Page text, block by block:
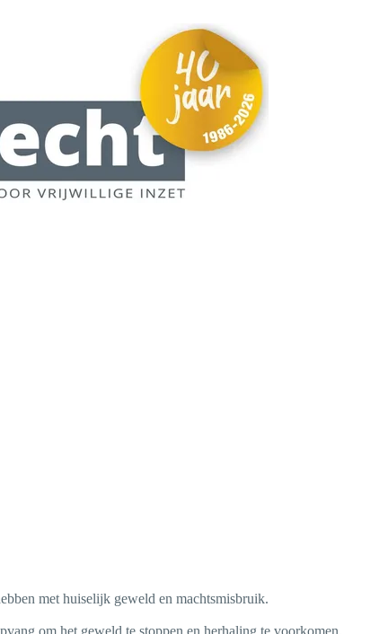
met huiselijk geweld en machtsmisbruik.
om het geweld te stoppen en herhaling te voorkomen.